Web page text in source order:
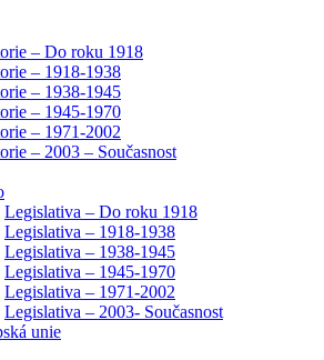
– Do roku 1918
– 1918-1938
– 1938-1945
– 1945-1970
– 1971-2002
– 2003 – Současnost
Legislativa – Do roku 1918
Legislativa – 1918-1938
Legislativa – 1938-1945
Legislativa – 1945-1970
Legislativa – 1971-2002
Legislativa – 2003- Současnost
unie